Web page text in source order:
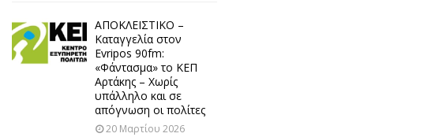
ΑΠΟΚΛΕΙΣΤΙΚΟ –
Καταγγελία στον
Evripos 90fm:
«Φάντασμα» το ΚΕΠ
Αρτάκης – Χωρίς
υπάλληλο και σε
απόγνωση οι πολίτες
20 Μαρτίου 2026